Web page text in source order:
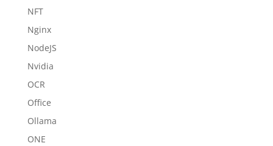
NFT
Nginx
NodeJS
Nvidia
OCR
Office
Ollama
ONE